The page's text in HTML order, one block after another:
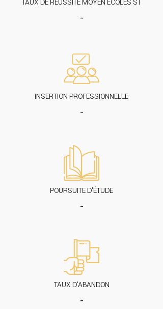
TAUX DE RÉUSSITE MOYEN ÉCOLES ST
-
INSERTION PROFESSIONNELLE
-
POURSUITE D'ÉTUDE
-
TAUX D'ABANDON
-